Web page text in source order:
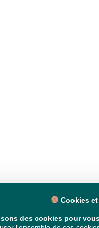
Cookies
des cookies pour